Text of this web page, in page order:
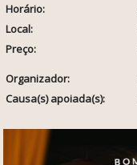
Horário:
Local:
Preço:
Organizador:
Causa(s) apoiada(s):